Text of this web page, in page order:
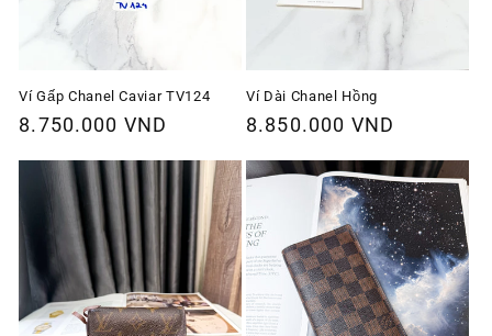
Ví Gấp Chanel Caviar TV124
Giá
thường
8.750.000 VND
Ví Dài Chanel Hồng
Giá
thường
8.850.000 VND